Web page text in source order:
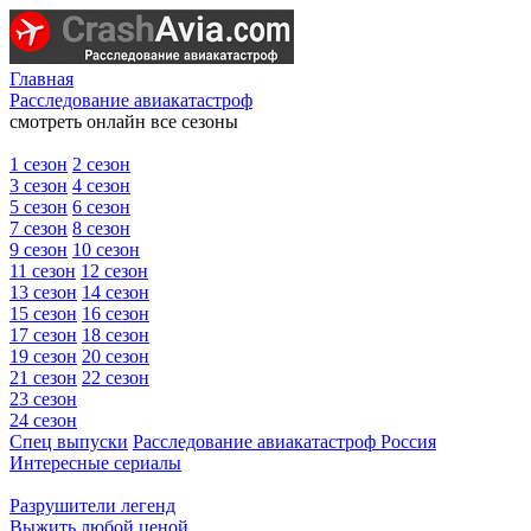
Главная
Расследование авиакатастроф
смотреть онлайн все сезоны
1 сезон 2 сезон
3 сезон 4 сезон
5 сезон 6 сезон
7 сезон 8 сезон
9 сезон 10 сезон
11 сезон 12 сезон
13 сезон 14 сезон
15 сезон 16 сезон
17 сезон 18 сезон
19 сезон 20 сезон
21 сезон 22 сезон
23 сезон
24 сезон
Спец выпуски Расследование авиакатастроф Россия
Интересные сериалы
Разрушители легенд
Выжить любой ценой